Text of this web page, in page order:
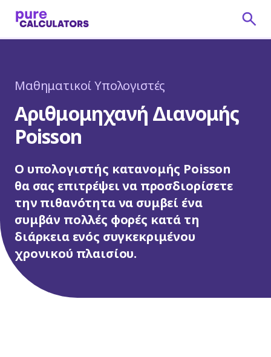
Μαθηματικοί Υπολογιστές
Αριθμομηχανή Διανομής
Poisson
Ο υπολογιστής κατανομής Poisson
θα σας επιτρέψει να προσδιορίσετε
την πιθανότητα να συμβεί ένα
συμβάν πολλές φορές κατά τη
διάρκεια ενός συγκεκριμένου
χρονικού πλαισίου.